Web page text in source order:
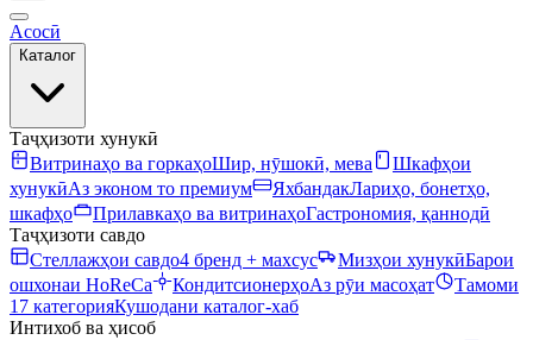
Асосӣ
Каталог
Таҷҳизоти хунукӣ
Витринаҳо ва горкаҳоШир, нӯшокӣ, мева
Шкафҳои
хунукӣАз эконом то премиум ЯхбандакЛариҳо, бонетҳо,
шкафҳо
Прилавкаҳо ва витринаҳоГастрономия, қаннодӣ
Таҷҳизоти савдо
Стеллажҳои савдо4 бренд + махсус Мизҳои хунукӣБарои
ошхонаи HoReCa
КондитсионерҳоАз рӯи масоҳат
Тамоми
17 категорияКушодани каталог-хаб
Интихоб ва ҳисоб